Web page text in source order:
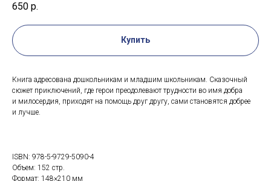
650 р.
Купить
Книга адресована дошкольникам и младшим школьникам. Сказочный
сюжет приключений, где герои преодолевают трудности во имя добра
и милосердия, приходят на помощь друг другу, сами становятся добрее
и лучше.
ISBN: 978-5-9729-5090-4
Объем: 152 стр.
Формат: 148×210 мм